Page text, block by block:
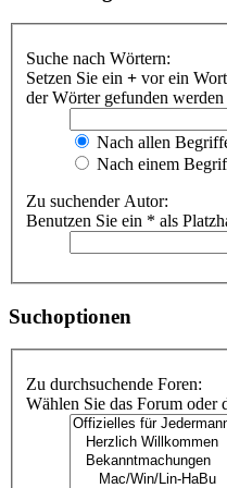
Suche nach Wörtern:
Setzen Sie ein + vor ein
der Wörter gefunden
Nach allen
Nach einem
Zu suchender Autor:
Benutzen Sie ein * als
Suchoptionen
Zu durchsuchende Foren:
Wählen Sie das Forum oder